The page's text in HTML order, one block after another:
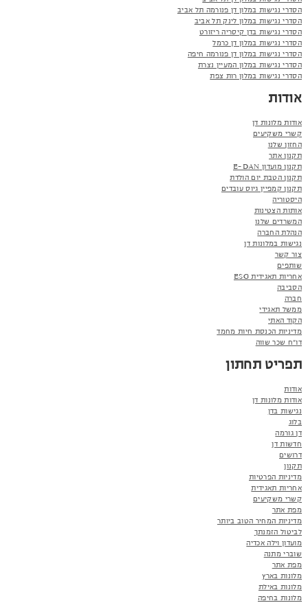
הסדרי נגישות במלון דן פנורמה תל אביב
הסדרי נגישות במלון לינק תל אביב
הסדרי נגישות בדן קיסריה ריזורט
הסדרי נגישות במלון דן כרמל
הסדרי נגישות במלון דן פנורמה חיפה
הסדרי נגישות במלון המעיין נצרת
הסדרי נגישות במלון רות צפת
אודות
אודות מלונות דן
קשרי משקיעים
החזון שלנו
תקנון אתר
תקנון מועדון E-DAN
תקנון הטבת יום הולדת
תקנון קמפיין גיוס עובדים
היסטוריה
אותות הצטינות
המשרדים שלנו
הנהלת החברה
נגישות במלונות דן
צור קשר
שותפים
אחריות תאגידית ESG
הסביבה
חברה
ממשל תאגידי
הקוד האתי
מדיניות הכנסת חיות מחמד
דו"ח שכר שווה
תפריט תחתון
אודות
אודות מלונות דן
נגישות בדן
בלוג
דן גורמה
חדשות דן
דרושים
תקנון
מדיניות הפרטיות
אחריות תאגידית
קשרי משקיעים
מפת אתר
מדיניות המחיר הטוב ביותר
לביטול הזמנתך
מועדון וילה אכדיה
שוברי מתנה
מפת אתר
מלונות בארץ
מלונות באילת
מלונות בחיפה